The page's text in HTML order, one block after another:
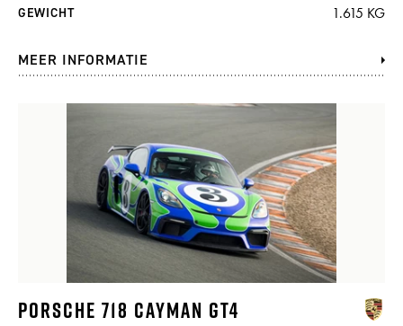
GEWICHT 1.615 KG
MEER INFORMATIE
PORSCHE 718 CAYMAN GT4